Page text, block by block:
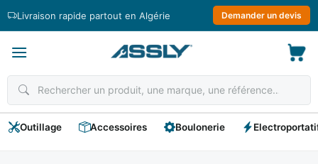
Livraison rapide partout en Algérie Demander un devis
Outillage Accessoires Boulonerie